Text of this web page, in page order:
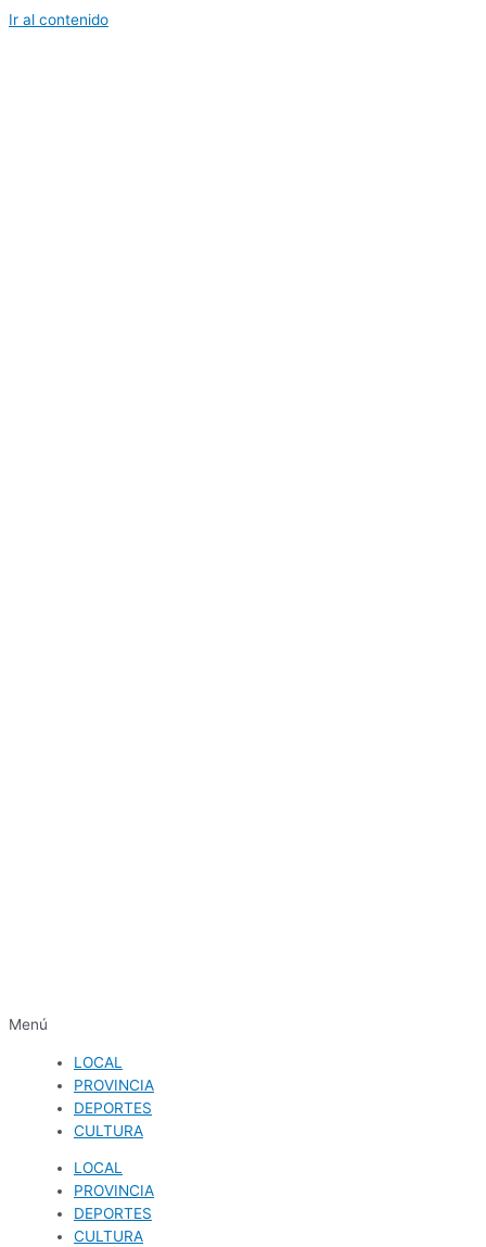
Ir al contenido
Menú
LOCAL
PROVINCIA
DEPORTES
CULTURA
LOCAL
PROVINCIA
DEPORTES
CULTURA